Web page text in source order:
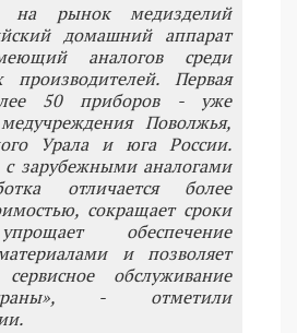
рынок медизделий
домашний аппарат
аналогов среди
производителей. Первая
50 приборов - уже
Поволжья,
Урала и юга России.
зарубежными аналогами
отличается более
сокращает сроки
обеспечение
и позволяет
сервисное обслуживание
- отметили